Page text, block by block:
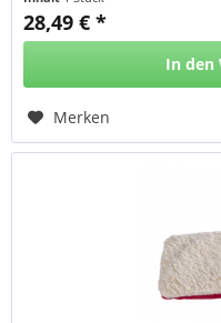
28,49 € *
In den
Merken